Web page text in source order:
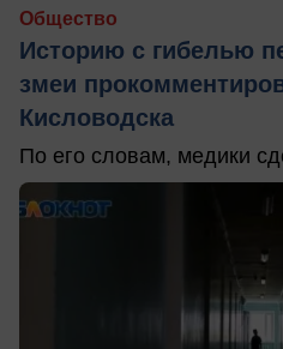
Общество
Историю с гибелью
змеи
Кисловодска
По его словам, медики